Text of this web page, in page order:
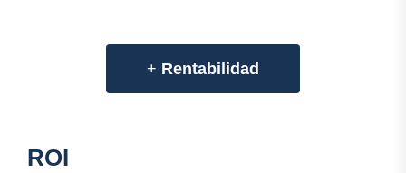
+ Rentabilidad
ROI